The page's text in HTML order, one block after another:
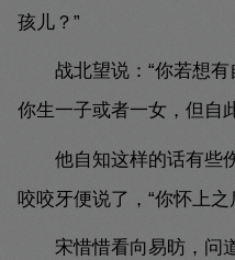
孩儿？”
战北望说：“你若想
你生一子或者一女，但
他自知这样的话有些
咬咬牙便说了，“你怀上
宋惜惜看向易昉，问